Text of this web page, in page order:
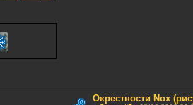
Окрестности Nox